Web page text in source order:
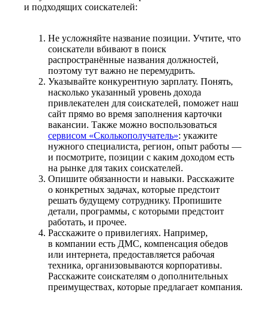
и подходящих соискателей:
Не усложняйте название позиции. Учтите, что
соискатели вбивают в поиск
распространённые названия должностей,
поэтому тут важно не перемудрить.
Указывайте конкурентную зарплату. Понять,
насколько указанный уровень дохода
привлекателен для соискателей, поможет наш
сайт прямо во время заполнения карточки
вакансии. Также можно воспользоваться
сервисом «Сколькополучатель»: укажите
нужного специалиста, регион, опыт работы —
и посмотрите, позиции с каким доходом есть
на рынке для таких соискателей.
Опишите обязанности и навыки. Расскажите
о конкретных задачах, которые предстоит
решать будущему сотруднику. Пропишите
детали, программы, с которыми предстоит
работать, и прочее.
Расскажите о привилегиях. Например,
в компании есть ДМС, компенсация обедов
или интернета, предоставляется рабочая
техника, организовываются корпоративы.
Расскажите соискателям о дополнительных
преимуществах, которые предлагает компания.